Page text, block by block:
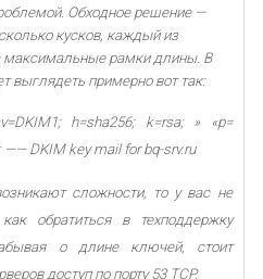
Обходное решение —
кусков, каждый из
максимальные рамки длины. В
выглядеть примерно вот так:
h=sha256; k=rsa; » «p=
—— DKIM key mail for bq-srv.ru
сложности, то у вас не
обратиться в техподдержку
о длине ключей, стоит
доступ по порту 53 TCP.